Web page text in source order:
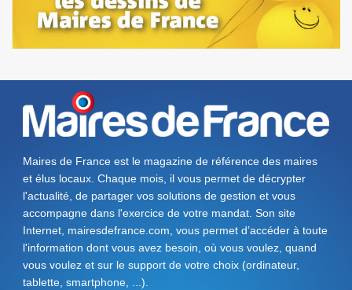
Maires de France est le magazine de référence des maires
et élus locaux. Chaque mois, il vous permet de décrypter
l'actualité, de partager vos solutions de gestion et vous
accompagne dans l'exercice de votre mandat. Son site
Internet, mairesdefrance.com, vous permet d’accéder à toute
l'information dont vous avez besoin, où vous voulez, quand
vous voulez et sur le support de votre choix (ordinateur,
tablette, smartphone, ...).